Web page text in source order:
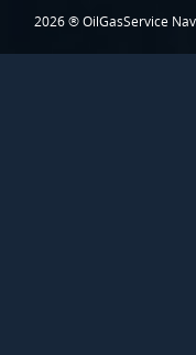
2026 ® OilGasService